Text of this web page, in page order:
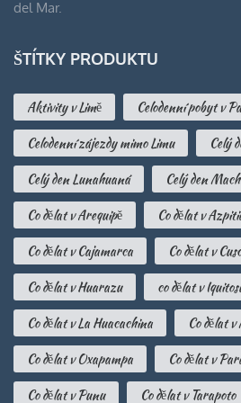
del Mar.
ŠTÍTKY PRODUKTU
Aktivity v Limě
Celodenní pobyt v
Celodenní zájezdy mimo Limu
Celý
Celý den Lunahuaná
Celý den
Co dělat v Arequipě
Co dělat v
Co dělat v Cajamarca
Co dělat v
Co dělat v Huarazu
co dělat v
Co dělat v La Huacachina
Co dělat
Co dělat v Oxapampa
Co dělat v
Co dělat v Punu
Co dělat v Tarapoto